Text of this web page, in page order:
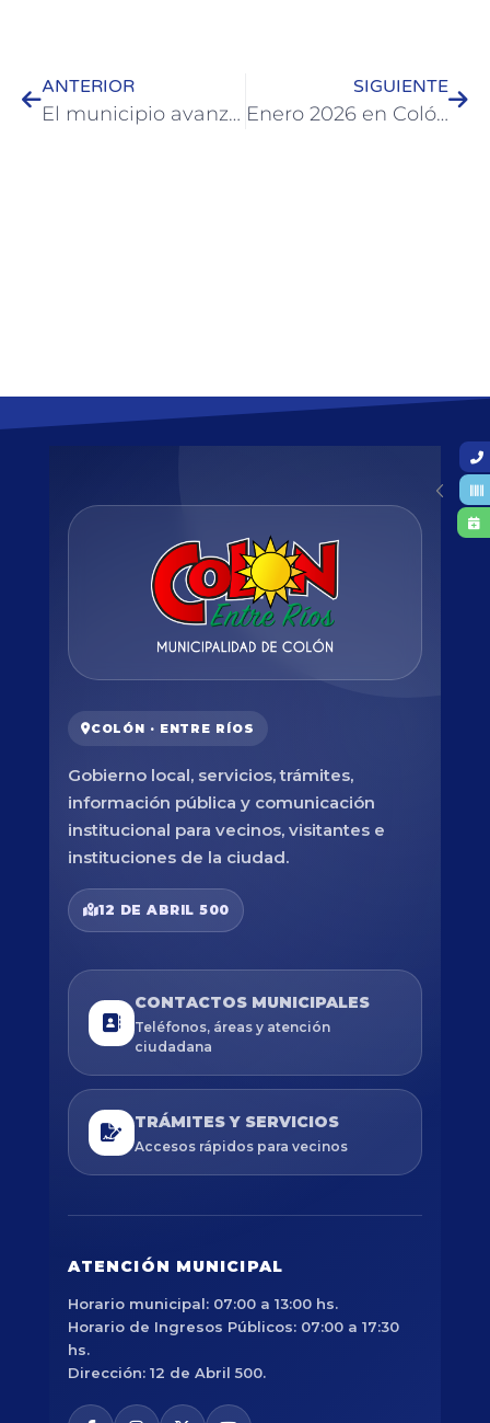
ANTERIOR
El municipio avanza con un histórico plan de infraestructura urbana en diversos barrios
SIGUIENTE
Enero 2026 en Colón: 360 mil pernoctes, más del 80% de ocupación y $34.500 millones de movimiento económico
COLÓN · ENTRE RÍOS
Gobierno local, servicios, trámites,
información pública y comunicación
institucional para vecinos, visitantes e
instituciones de la ciudad.
12 DE ABRIL 500
CONTACTOS MUNICIPALES
Teléfonos, áreas y atención
ciudadana
TRÁMITES Y SERVICIOS
Accesos rápidos para vecinos
ATENCIÓN MUNICIPAL
Horario municipal: 07:00 a 13:00 hs.
Horario de Ingresos Públicos: 07:00 a 17:30
hs.
Dirección: 12 de Abril 500.